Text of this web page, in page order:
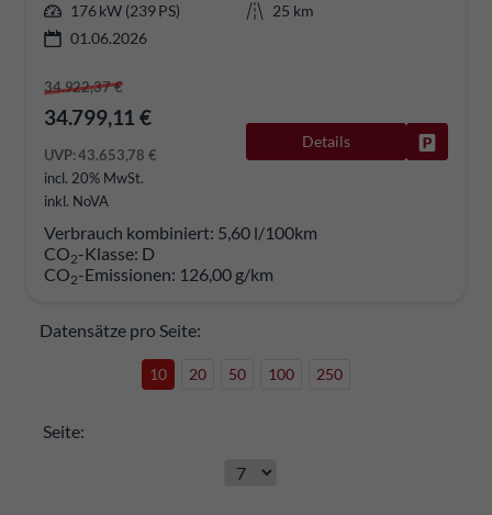
176 kW (239 PS)
25 km
01.06.2026
34.922,37 €
34.799,11 €
UVP:43.653,78 €
incl. 20% MwSt.
inkl. NoVA
Details
Verbrauch kombiniert: 5,60 l/100km
CO2-Klasse: D
CO2-Emissionen: 126,00 g/km
Datensätze pro Seite:
10 20 50 100 250
Seite: